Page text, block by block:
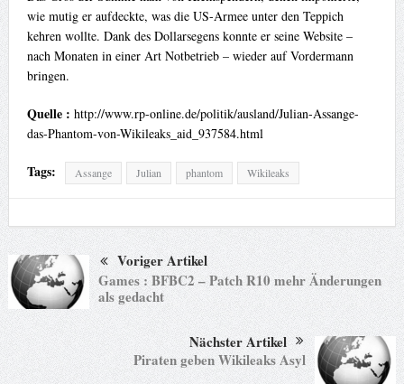
wie mutig er aufdeckte, was die US-Armee unter den Teppich
kehren wollte. Dank des Dollarsegens konnte er seine Website –
nach Monaten in einer Art Notbetrieb – wieder auf Vordermann
bringen.
Quelle : http://www.rp-online.de/politik/ausland/Julian-Assange-
das-Phantom-von-Wikileaks_aid_937584.html
Tags: Assange Julian phantom Wikileaks
Voriger Artikel
Games : BFBC2 – Patch R10 mehr Änderungen
als gedacht
Nächster Artikel
Piraten geben Wikileaks Asyl